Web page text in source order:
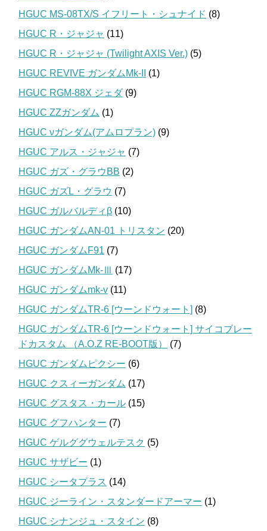
HGUC MS-08TX/S イフリート・シュナイド (8)
HGUC R・ジャジャ (11)
HGUC R・ジャジャ (Twilight AXIS Ver.) (5)
HGUC REVIVE ガンダムMk-II
(1)
HGUC RGM-88X ジェダ(9)
HGUC ZZガンダム (1)
HGUC νガンダム(アムロプラン) (9)
HGUC アルス・ジャジャ (7)
HGUC ガズ・グラウBB (2)
HGUC ガズL・グラウ (7)
HGUC ガルバルディβ (10)
HGUC ガンダムAN-01 トリスタン (20)
HGUC ガンダムF91 (7)
HGUC ガンダムMk-Ⅲ (17)
HGUC ガンダムmk-v (11)
HGUC ガンダムTR-6 [ウーンドウォート] (8)
HGUC ガンダムTR-6 [ウーンドウォート] サイコブレー
ドカスタム （A.O.Z RE-BOOT版）
(7)
HGUC ガンダムピクシー (6)
HGUC クスィーガンダム (17)
HGUC グスタス・カール (15)
HGUC グフハンター (7)
HGUC ゲルググウェルテスク (5)
HGUC サザビー (1)
HGUC シータプラス (14)
HGUC ジーライン・スタンダードアーマー (1)
HGUC シナンジュ・スタイン (8)